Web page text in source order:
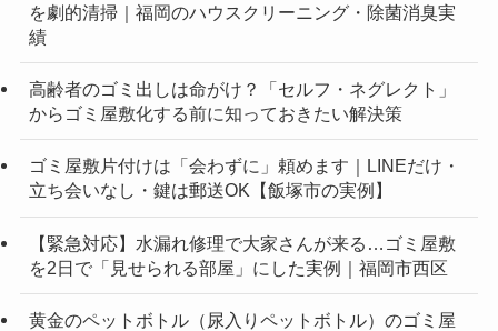
を劇的清掃｜福岡のハウスクリーニング・除菌消臭実
績
高齢者のゴミ出しは命がけ？「セルフ・ネグレクト」
からゴミ屋敷化する前に知っておきたい解決策
ゴミ屋敷片付けは「会わずに」頼めます｜LINEだけ・
立ち会いなし・鍵は郵送OK【飯塚市の実例】
【緊急対応】水漏れ修理で大家さんが来る…ゴミ屋敷
を2日で「見せられる部屋」にした実例｜福岡市西区
黄金のペットボトル（尿入りペットボトル）のゴミ屋